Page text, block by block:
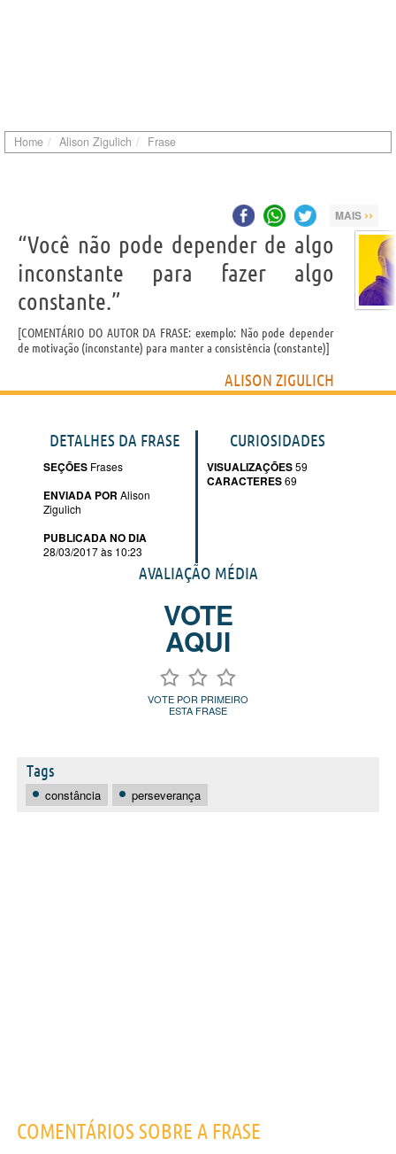
Home Alison Zigulich Frase
MAIS ››
“Você não pode depender de algo
inconstante para fazer algo
constante.”
COMENTÁRIO DO AUTOR DA FRASE: exemplo: Não pode depender
de motivação (inconstante) para manter a consistência (constante)
ALISON ZIGULICH
DETALHES DA FRASE
SEÇÕES Frases
ENVIADA POR Alison
Zigulich
PUBLICADA NO DIA
28/03/2017 às 10:23
CURIOSIDADES
VISUALIZAÇÕES59
CARACTERES69
AVALIAÇÃO MÉDIA
VOTE
AQUI
VOTE POR PRIMEIRO
ESTA FRASE
Tags
constância perseverança
COMENTÁRIOS SOBRE A FRASE